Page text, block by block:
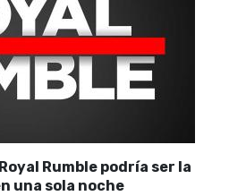
Rumble podría ser la
una sola noche